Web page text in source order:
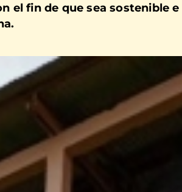
el fin de que sea sostenible